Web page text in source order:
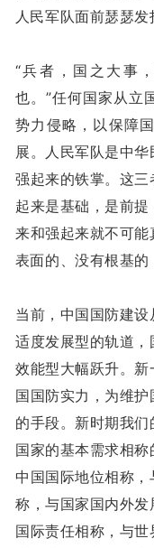
人民军队面前瑟瑟发
“兵者，国之大事
也。”任何国家从立
势力侵略，以保障
展。人民军队是中华
强起来的铁掌。这
起来是基础，是前
来和强起来就不可
表面的、没有根基的
当前，中国国防建
适度发展型的轨道
效能型大幅跃升。
国国防实力，为维
的手段。新时期我
国家的基本需求相
中国国际地位相称
称，与国家国内外
国际责任相称，与